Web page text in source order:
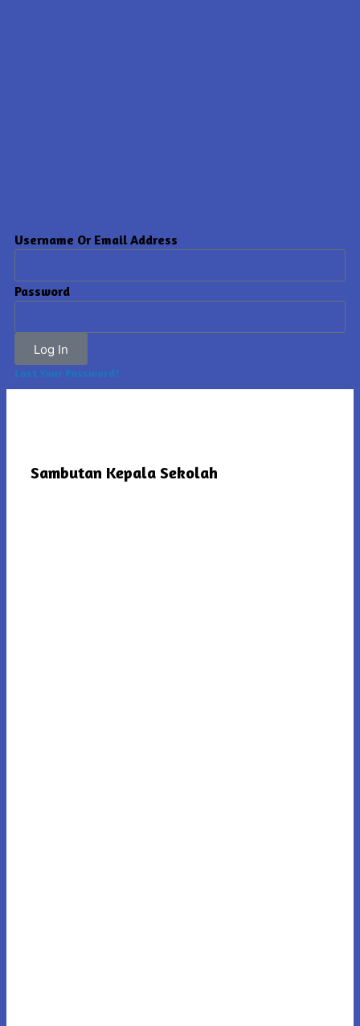
Username Or Email Address
Password
Log In
Lost Your Password?
Sambutan Kepala Sekolah